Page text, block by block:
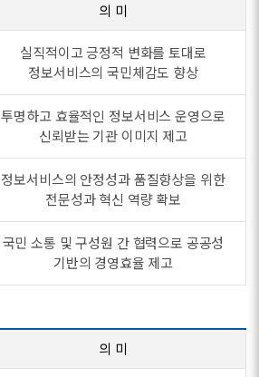
의 미
실직적이고 긍정적 변화를 토대로
정보서비스의 국민체감도 향상
투명하고 효율적인 정보서비스 운영으로
신뢰받는 기관 이미지 제고
정보서비스의 안정성과 품질향상을 위한
전문성과 혁신 역량 확보
국민 소통 및 구성원 간 협력으로 공공성
기반의 경영효율 제고
의 미